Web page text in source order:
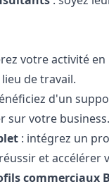
votre activité
de travail.
d'un
sur votre business.
: intégrez un
et accélérer
commerciaux